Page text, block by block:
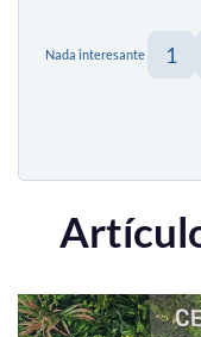
Nada interesante 1